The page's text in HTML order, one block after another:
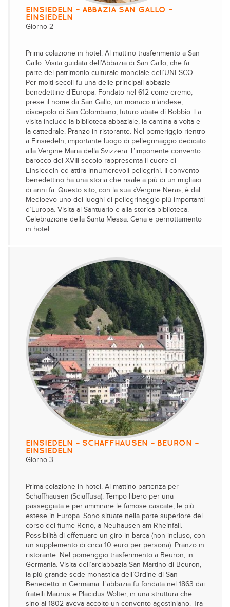
EINSIEDELN – ABBAZIA SAN GALLO –
EINSIEDELN
Giorno 2
Prima colazione in hotel. Al mattino trasferimento a San
Gallo. Visita guidata dell’Abbazia di San Gallo, che fa
parte del patrimonio culturale mondiale dell’UNESCO.
Per molti secoli fu una delle principali abbazie
benedettine d’Europa. Fondato nel 612 come eremo,
prese il nome da San Gallo, un monaco irlandese,
discepolo di San Colombano, futuro abate di Bobbio. La
visita include la biblioteca abbaziale, la cantina a volta e
la cattedrale. Pranzo in ristorante. Nel pomeriggio rientro
a Einsiedeln, importante luogo di pellegrinaggio dedicato
alla Vergine Maria della Svizzera. L’imponente convento
barocco del XVIII secolo rappresenta il cuore di
Einsiedeln ed attira innumerevoli pellegrini. Il convento
benedettino ha una storia che risale a più di un migliaio
di anni fa. Questo sito, con la sua «Vergine Nera», è dal
Medioevo uno dei luoghi di pellegrinaggio più importanti
d’Europa. Visita al Santuario e alla storica biblioteca.
Celebrazione della Santa Messa. Cena e pernottamento
in hotel.
EINSIEDELN – SCHAFFHAUSEN – BEURON –
EINSIEDELN
Giorno 3
Prima colazione in hotel. Al mattino partenza per
Schaffhausen (Sciaffusa). Tempo libero per una
passeggiata e per ammirare le famose cascate, le più
estese in Europa. Sono situate nella parte superiore del
corso del fiume Reno, a Neuhausen am Rheinfall.
Possibilità di effettuare un giro in barca (non incluso, con
un supplemento di circa 10 euro per persona). Pranzo in
ristorante. Nel pomeriggio trasferimento a Beuron, in
Germania. Visita dell’arciabbazia San Martino di Beuron,
la più grande sede monastica dell’Ordine di San
Benedetto in Germania. L'abbazia fu fondata nel 1863 dai
fratelli Maurus e Placidus Wolter, in una struttura che
sino al 1802 aveva accolto un convento agostiniano. Tra